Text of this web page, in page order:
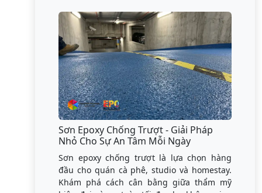
Sơn Epoxy Chống Trượt - Giải Pháp
Nhỏ Cho Sự An Tâm Mỗi Ngày
Sơn epoxy chống trượt là lựa chọn hàng
đầu cho quán cà phê, studio và homestay.
Khám phá cách cân bằng giữa thẩm mỹ